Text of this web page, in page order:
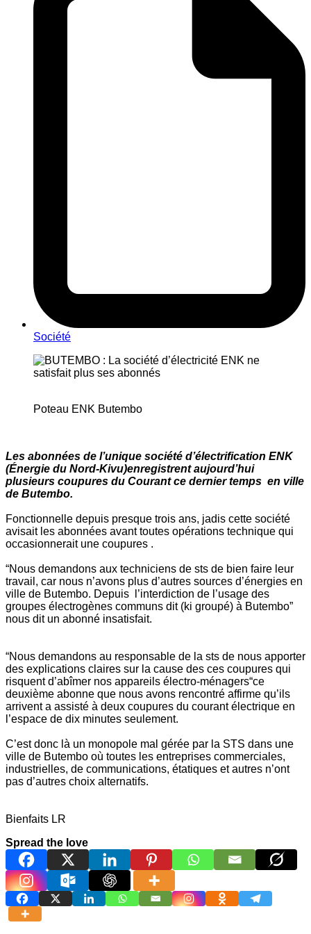
Société
Poteau ENK Butembo
Les abonnées de l’unique société d’électrification ENK
(Énergie du Nord-Kivu)enregistrent aujourd’hui
plusieurs coupures du Courant ce dernier temps en ville
de Butembo.
Fonctionnelle depuis presque trois ans, jadis cette société
avisait les abonnées avant toutes opérations technique qui
occasionnerait une coupures .
“Nous demandons aux techniciens de sts de bien faire leur
travail, car nous n’avons plus d’autres sources d’énergies en
ville de Butembo. Depuis l’interdiction de l’usage des
groupes électrogènes communs dit (ki groupé) à Butembo”
nous dit un abonné insatisfait.
“Nous demandons au responsable de la sts de nous apporter
des explications claires sur la cause des ces coupures qui
risquent d’abîmer nos appareils électro-ménagers“ce
deuxième abonne que nous avons rencontré affirme qu’ils
arrivent a assisté à deux coupures du courant électrique en
l’espace de dix minutes seulement.
C’est donc là un monopole mal gérée par la STS dans une
ville de Butembo où toutes les entreprises commerciales,
industrielles, de communications, étatiques et autres n’ont
pas d’autres choix alternatifs.
Bienfaits LR
Spread the love